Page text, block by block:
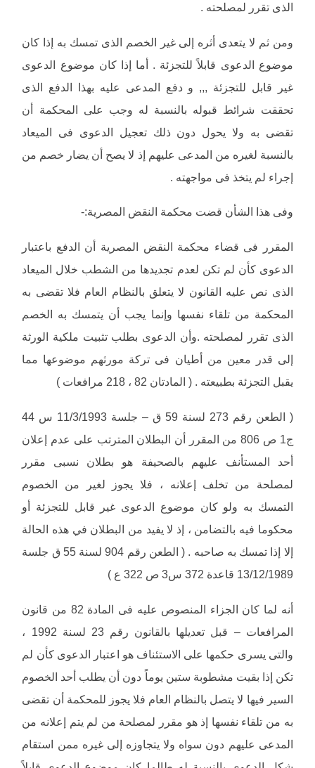
الذى تقرر لمصلحته .
ومن ثم لا يتعدى أثره إلى غير الخصم الذى تمسك به إذا كان
موضوع الدعوى قابلاً للتجزئة . أما إذا كان موضوع الدعوى
غير قابل للتجزئة ,,, و دفع المدعى عليه بهذا الدفع الذى
تحققت شرائط قبوله بالنسبة له وجب على المحكمة أن
تقضى به ولا يحول دون ذلك تعجيل الدعوى فى الميعاد
بالنسبة لغيره من المدعى عليهم إذ لا يصح أن يضار خصم من
إجراء لم يتخذ فى مواجهته .
وفى هذا الشأن قضت محكمة النقض المصرية:-
المقرر فى قضاء محكمة النقض المصرية أن الدفع باعتبار
الدعوى كأن لم تكن لعدم تجديدها من الشطب خلال الميعاد
الذى نص عليه القانون لا يتعلق بالنظام العام فلا تقضى به
المحكمة من تلقاء نفسها وإنما يجب أن يتمسك به الخصم
الذى تقرر لمصلحته .وأن الدعوى بطلب تثبيت ملكية الورثة
إلى قدر معين من أطيان فى تركة مورثهم موضوعها مما
يقبل التجزئة بطبيعته . ( المادتان 82 ، 218 مرافعات )
( الطعن رقم 273 لسنة 59 ق – جلسة 11/3/1993 س 44
ج1 ص 806 من المقرر أن البطلان المترتب على عدم إعلان
أحد المستأنف عليهم بالصحيفة هو بطلان نسبى مقرر
لمصلحة من تخلف إعلانه ، فلا يجوز لغير من الخصوم
التمسك به ولو كان موضوع الدعوى غير قابل للتجزئة أو
محكوما فيه بالتضامن ، إذ لا يفيد من البطلان في هذه الحالة
إلا إذا تمسك به صاحبه . ( الطعن رقم 904 لسنة 55 ق جلسة
13/12/1989 قاعدة 372 س3 ص 322 ع )
أنه لما كان الجزاء المنصوص عليه فى المادة 82 من قانون
المرافعات – قبل تعديلها بالقانون رقم 23 لسنة 1992 ،
والتى يسرى حكمها على الاستئناف هو اعتبار الدعوى كأن لم
تكن إذا بقيت مشطوبة ستين يوماً دون أن يطلب أحد الخصوم
السير فيها لا يتصل بالنظام العام فلا يجوز للمحكمة أن تقضى
به من تلقاء نفسها إذ هو مقرر لمصلحة من لم يتم إعلانه من
المدعى عليهم دون سواه ولا يتجاوزه إلى غيره ممن استقام